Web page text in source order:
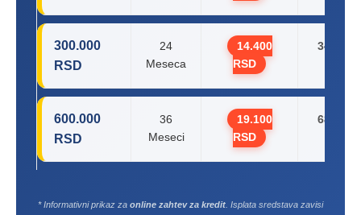
300.000
RSD
24
Meseca
14.400
RSD
345.600
600.000
RSD
36
Meseci
19.100
RSD
687.600
* Informativni prikaz za online zahtev za kredit . Isplata sredstava zavisi